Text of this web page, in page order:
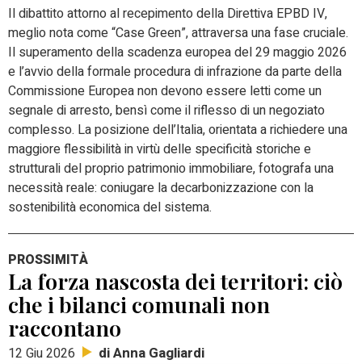
Il dibattito attorno al recepimento della Direttiva EPBD IV,
meglio nota come “Case Green”, attraversa una fase cruciale.
Il superamento della scadenza europea del 29 maggio 2026
e l’avvio della formale procedura di infrazione da parte della
Commissione Europea non devono essere letti come un
segnale di arresto, bensì come il riflesso di un negoziato
complesso. La posizione dell’Italia, orientata a richiedere una
maggiore flessibilità in virtù delle specificità storiche e
strutturali del proprio patrimonio immobiliare, fotografa una
necessità reale: coniugare la decarbonizzazione con la
sostenibilità economica del sistema.
PROSSIMITÀ
La forza nascosta dei territori: ciò
che i bilanci comunali non
raccontano
12 Giu 2026 di Anna Gagliardi